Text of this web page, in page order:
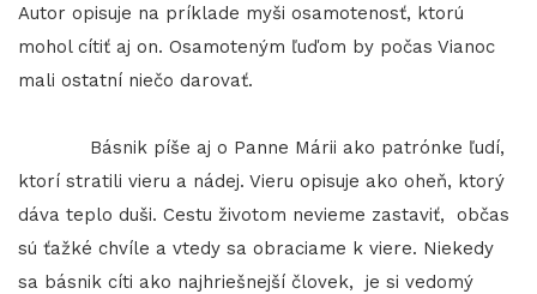
​​​​​​​Autor opisuje na príklade myši osamotenosť, ktorú
mohol cítiť aj on. Osamoteným ľuďom by počas Vianoc
mali ostatní niečo darovať.
Básnik píše aj o Panne Márii ako patrónke ľudí,
ktorí stratili vieru a nádej. Vieru opisuje ako oheň, ktorý
dáva teplo duši. Cestu životom nevieme zastaviť, občas
sú ťažké chvíle a vtedy sa obraciame k viere. Niekedy
sa básnik cíti ako najhriešnejší človek, je si vedomý